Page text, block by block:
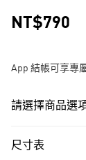
NT$790
App 結帳可享專
請選擇商品選
尺寸表